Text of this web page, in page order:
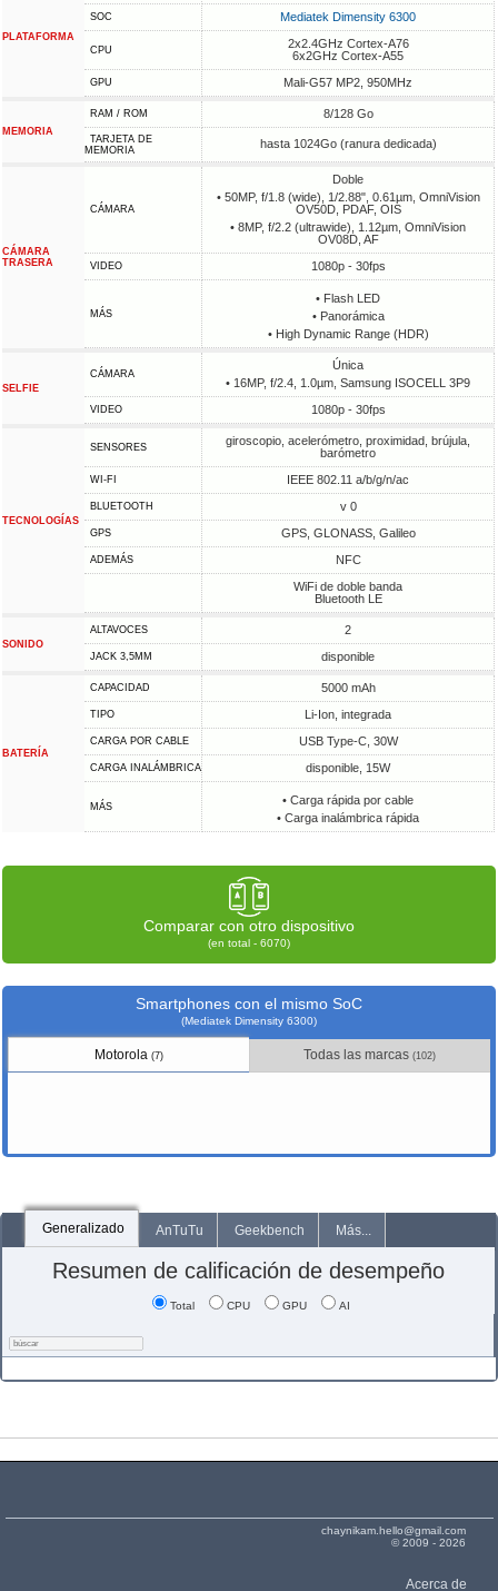
PLATAFORMA
SOC Mediatek Dimensity 6300
CPU
2x2.4GHz Cortex-A76
6x2GHz Cortex-A55
GPU Mali-G57 MP2, 950MHz
MEMORIA
RAM / ROM 8/128 Go
TARJETA DE
MEMORIA
hasta 1024Go (ranura dedicada)
CÁMARA
TRASERA
CÁMARA
Doble
• 50MP, f/1.8 (wide), 1/2.88", 0.61µm, OmniVision
OV50D, PDAF, OIS
• 8MP, f/2.2 (ultrawide), 1.12µm, OmniVision
OV08D, AF
VIDEO 1080p - 30fps
MÁS
• Flash LED
• Panorámica
• High Dynamic Range (HDR)
SELFIE
CÁMARA
Única
• 16MP, f/2.4, 1.0µm, Samsung ISOCELL 3P9
VIDEO 1080p - 30fps
TECNOLOGÍAS
SENSORES
giroscopio, acelerómetro, proximidad, brújula,
barómetro
WI-FI IEEE 802.11 a/b/g/n/ac
BLUETOOTH v 0
GPS GPS, GLONASS, Galileo
ADEMÁS
NFC
WiFi de doble banda
Bluetooth LE
SONIDO
ALTAVOCES 2
JACK 3,5MM disponible
BATERÍA
CAPACIDAD 5000 mAh
TIPO Li-Ion, integrada
CARGA POR CABLE USB Type-C, 30W
CARGA INALÁMBRICA disponible, 15W
MÁS
• Carga rápida por cable
• Carga inalámbrica rápida
Comparar con otro dispositivo
(en total - 6070)
Smartphones con el mismo SoC
(Mediatek Dimensity 6300)
Motorola (7) Todas las marcas(102)
Generalizado AnTuTu Geekbench Más...
Resumen de calificación de desempeño
Total CPU GPU AI
chaynikam.hello@gmail.com
© 2009 - 2026
Acerca de